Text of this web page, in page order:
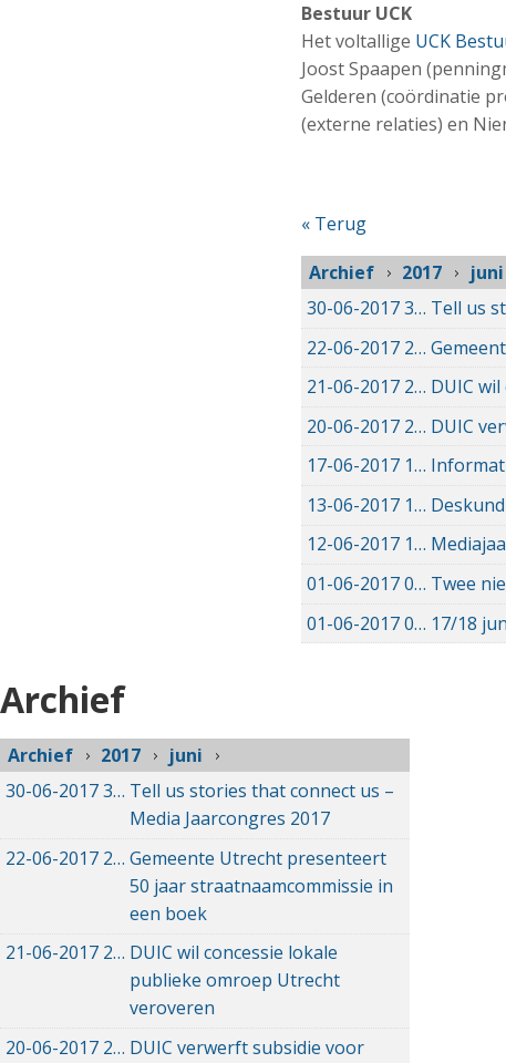
Bestuur UCK
Het voltallige UCK
Joost Spaapen
Gelderen (coördinatie
(externe relaties) en
« Terug
Archief
2017
juni
30-06-201730-06-2017 14:25
Tell us
22-06-2017 22-06-2017 09:51
21-06-2017 21-06-2017 20:08
DUIC
20-06-2017 20-06-2017 14:35
DUIC
17-06-2017 17-06-2017 14:45
13-06-2017 13-06-2017 20:12
12-06-2017 12-06-2017 11:59
01-06-201701-06-2017 15:39
Twee
01-06-201701-06-2017 12:11 17/18
Archief
Archief 2017
juni
30-06-201730-06-2017 14:25
Tell us stories that connect us –
Media Jaarcongres 2017
22-06-2017 22-06-2017 09:51
Gemeente Utrecht presenteert
50 jaar straatnaamcommissie in
een boek
21-06-2017 21-06-2017 20:08
DUIC wil concessie lokale
publieke omroep Utrecht
veroveren
20-06-2017 20-06-2017 14:35
DUIC verwerft subsidie voor